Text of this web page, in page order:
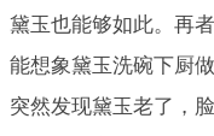
黛玉也能够如此。再
能想象黛玉洗碗下厨
突然发现黛玉老了，